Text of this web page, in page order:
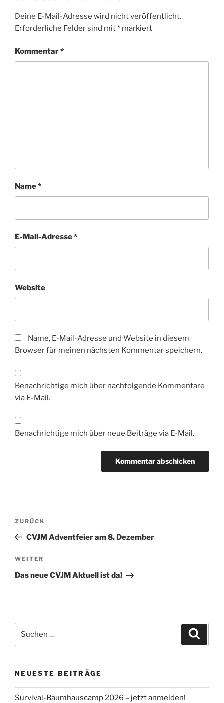
Deine E-Mail-Adresse wird nicht veröffentlicht.
Erforderliche Felder sind mit* markiert
Kommentar*
Name*
E-Mail-Adresse*
Website
Name, E-Mail-Adresse und Website in diesem
Browser für meinen nächsten Kommentar speichern.
Benachrichtige mich über nachfolgende Kommentare
via E-Mail.
Benachrichtige mich über neue Beiträge via E-Mail.
Beitragsnavigation
Vorheriger
Beitrag
ZURÜCK
CVJM Adventfeier am 8. Dezember
Nächster
Beitrag
WEITER
Das neue CVJM Aktuell ist da!
nach:
NEUESTE BEITRÄGE
Survival-Baumhauscamp 2026 – jetzt anmelden!